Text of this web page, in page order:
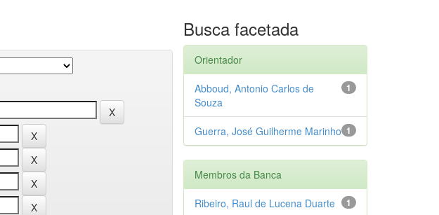
Busca facetada
Orientador
1
Abboud, Antonio Carlos de
Souza
1
Guerra, José Guilherme Marinho
Membros da Banca
1
Ribeiro, Raul de Lucena Duarte